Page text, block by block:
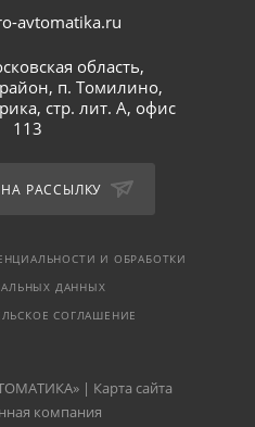
avtomatika.ru
область,
п. Томилино,
стр. лит. А, офис
113
РАССЫЛКУ
И ОБРАБОТКИ
ДАННЫХ
СОГЛАШЕНИЕ
| Карта сайта